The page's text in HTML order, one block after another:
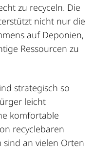
zu recyceln. Die
nicht nur die
auf Deponien,
Ressourcen zu
strategisch so
leicht
komfortable
recyclebaren
an vielen Orten